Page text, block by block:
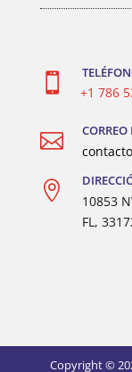
 +1 786
 CORREO

10853
FL,
Copyright ©